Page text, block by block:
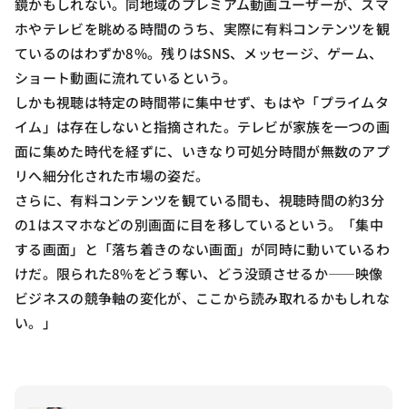
鏡かもしれない。同地域のプレミアム動画ユーザーが、スマ
ホやテレビを眺める時間のうち、実際に有料コンテンツを観
ているのはわずか8%。残りはSNS、メッセージ、ゲーム、
ショート動画に流れているという。
しかも視聴は特定の時間帯に集中せず、もはや「プライムタ
イム」は存在しないと指摘された。テレビが家族を一つの画
面に集めた時代を経ずに、いきなり可処分時間が無数のアプ
リへ細分化された市場の姿だ。
さらに、有料コンテンツを観ている間も、視聴時間の約3分
の1はスマホなどの別画面に目を移しているという。「集中
する画面」と「落ち着きのない画面」が同時に動いているわ
けだ。限られた8%をどう奪い、どう没頭させるか——映像
ビジネスの競争軸の変化が、ここから読み取れるかもしれな
い。」